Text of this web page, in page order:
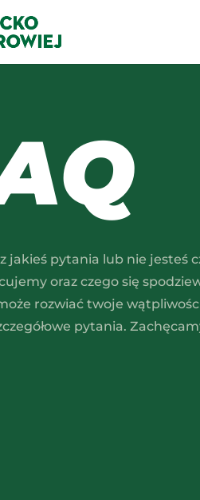
jakieś pytania lub nie jesteś
oraz czego się
rozwiać twoje
pytania.